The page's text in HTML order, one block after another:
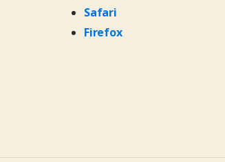
Safari
Firefox